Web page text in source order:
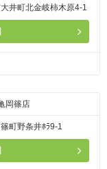
井町北金岐柿木原4-1
岡篠店
町野条井ﾎﾗ9-1